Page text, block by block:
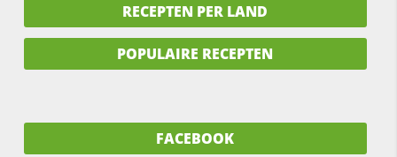
RECEPTEN PER LAND
POPULAIRE RECEPTEN
FACEBOOK